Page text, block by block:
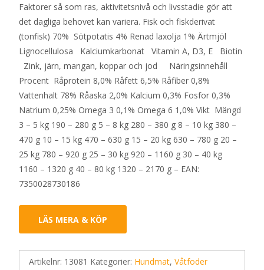
Faktorer så som ras, aktivitetsnivå och livsstadie gör att
det dagliga behovet kan variera. Fisk och fiskderivat
(tonfisk) 70% Sötpotatis 4% Renad laxolja 1% Ärtmjöl
Lignocellulosa Kalciumkarbonat Vitamin A, D3, E Biotin
Zink, järn, mangan, koppar och jod Näringsinnehåll
Procent Råprotein 8,0% Råfett 6,5% Råfiber 0,8%
Vattenhalt 78% Råaska 2,0% Kalcium 0,3% Fosfor 0,3%
Natrium 0,25% Omega 3 0,1% Omega 6 1,0% Vikt Mängd
3 – 5 kg 190 – 280 g 5 – 8 kg 280 – 380 g 8 – 10 kg 380 –
470 g 10 – 15 kg 470 – 630 g 15 – 20 kg 630 – 780 g 20 –
25 kg 780 – 920 g 25 – 30 kg 920 – 1160 g 30 – 40 kg
1160 – 1320 g 40 – 80 kg 1320 – 2170 g – EAN:
7350028730186
LÄS MERA & KÖP
Artikelnr: 13081 Kategorier: Hundmat, Våtfoder